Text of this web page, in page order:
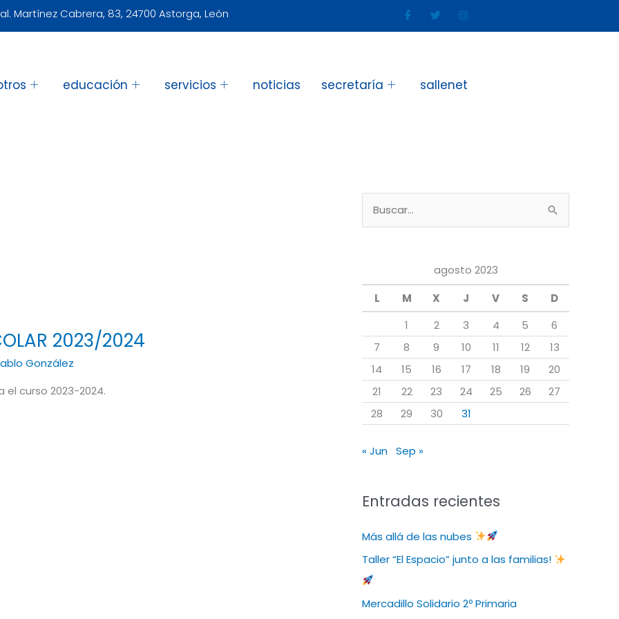
Martínez Cabrera, 83, 24700 Astorga, León
educación servicios noticias secretaría sallenet
2023/2024
González
el curso 2023-2024.
r
p
o
r
agosto 2023
L
M X J V S
D
1
2 3 4 5
6
7
8 9 10 11 12
13
14
15 16 17 18 19
20
21
22 23 24 25 26
27
28
29 30 31
« Jun Sep »
Entradas recientes
Más allá de las nubes
Taller “El Espacio” junto a las familias!
Mercadillo Solidario 2º Primaria